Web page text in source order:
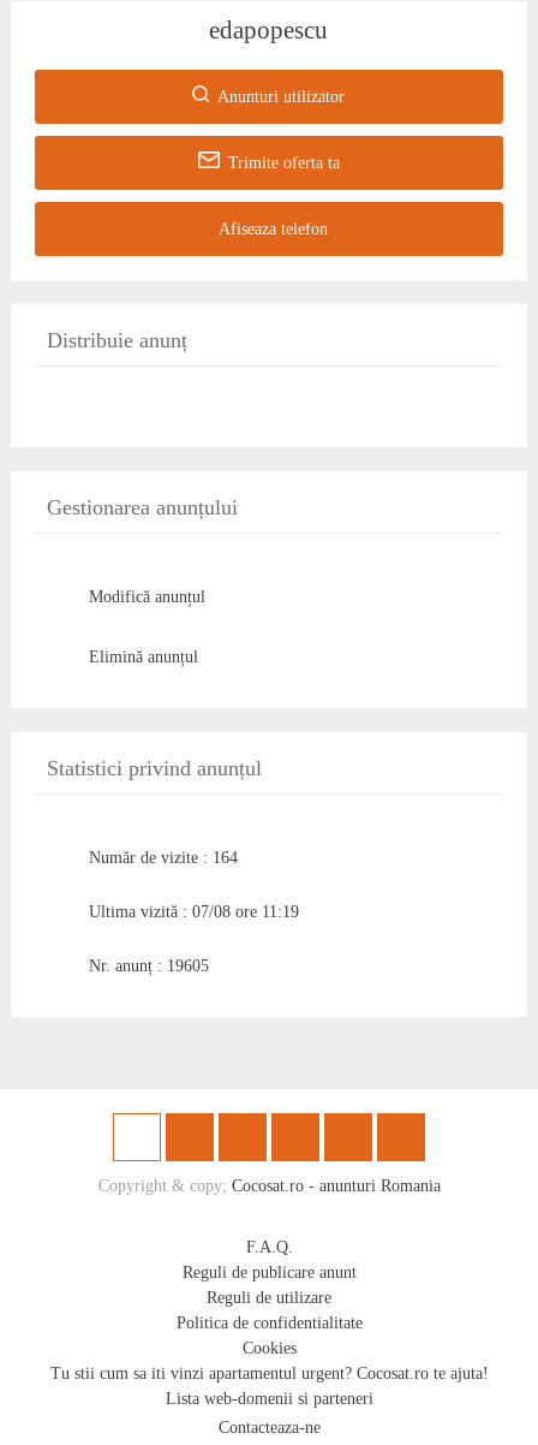
edapopescu
Anunturi utilizator
Trimite oferta ta
Afiseaza telefon
Distribuie anunț
Gestionarea anunțului
Modifică anunțul
Elimină anunțul
Statistici privind anunțul
Număr de vizite : 164
Ultima vizită : 07/08 ore 11:19
Nr. anunț : 19605
Copyright & copy; Cocosat.ro - anunturi Romania
F.A.Q.
Reguli de publicare anunt
Reguli de utilizare
Politica de confidentialitate
Cookies
Tu stii cum sa iti vinzi apartamentul urgent? Cocosat.ro te ajuta!
Lista web-domenii si parteneri
Contacteaza-ne